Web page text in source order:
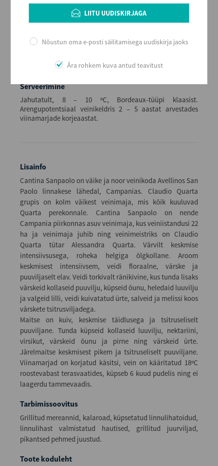
13,5
Maht (L)
Kogus kastis
EAN
Serveerimine
Jahutatult, 8 – 10 ºC, Bordeaux-tüüpi klaasist.
Arengupotentsiaal veinikeldris 2 – 5 aastat arvestades
viinamarjade korjeaastat.
Lisainfo
Cantina Sanpaolo on väike ja noor veinikoda Avellinos San
Paolo linnakese lähedal, Campanias. Claudio Quarta
grupis on kolm väikest veinimaja, mis kõik kuuluvad
Quarta perekonnale. Cantina Sanpaolo on nende
Campania piirkonnas asuv veinimaja, kus veiniistandusi 22
ha ja veinimaja juhib ning veinimeistriks on Claudio
Quarta tütar Alessandra Quarta. Värvilt keskmise
intensiivsusega, roheka helgiga õlgkollane. Aroom
keskmisest intensiivsem, veidi floraalne, värske ja
puuviljaselt elav. Veidi torkivalt ränikivine, kus tunda lisaks
värskeid kollaseid puuvilju, küpseid õunu, heledaid luuvilju
ja valgeid lilli, veidi kuivatatud ürte, salveid ja melissi koos
värskete tsitrusviljadega.
Maitse on kuiv, keskmise täidlusega ja tsitruseliselt
puuviljane. Tunda küpseid kollaseid luuvilju, nektariini,
virsikut, värskeid õunu ja pirne ning värskeid ürte.
Järelmaitse keskmisest pikem ja tsitruseliselt puuviljane.
Viinamarjad on korjatud käsitsi, vein on kääritatud 18ºC
roostevabast terasvaatides, küpseb 6 kuud pudelis ning ei
laagerdu tammevaadis.
Tarbimissoovitus
Grillitud mereannid, kalaroad, küpsetatud linnulihatoidud,
linnulihast valmistatud hautised, grillitud juurviljad,
pikantsed pehmed juustud.
Toote koduleht
LIITU UUDISKIRJAGA
Nõustun oma e-posti säilitamisega uudiskirja jaoks
Ära rohkem kuva antud teavitust